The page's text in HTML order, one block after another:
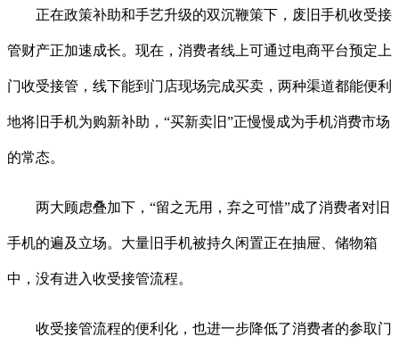
正在政策补助和手艺升级的双沉鞭策下，废旧手机收受接
管财产正加速成长。现在，消费者线上可通过电商平台预定上
门收受接管，线下能到门店现场完成买卖，两种渠道都能便利
地将旧手机为购新补助，“买新卖旧”正慢慢成为手机消费市场
的常态。
两大顾虑叠加下，“留之无用，弃之可惜”成了消费者对旧
手机的遍及立场。大量旧手机被持久闲置正在抽屉、储物箱
中，没有进入收受接管流程。
收受接管流程的便利化，也进一步降低了消费者的参取门